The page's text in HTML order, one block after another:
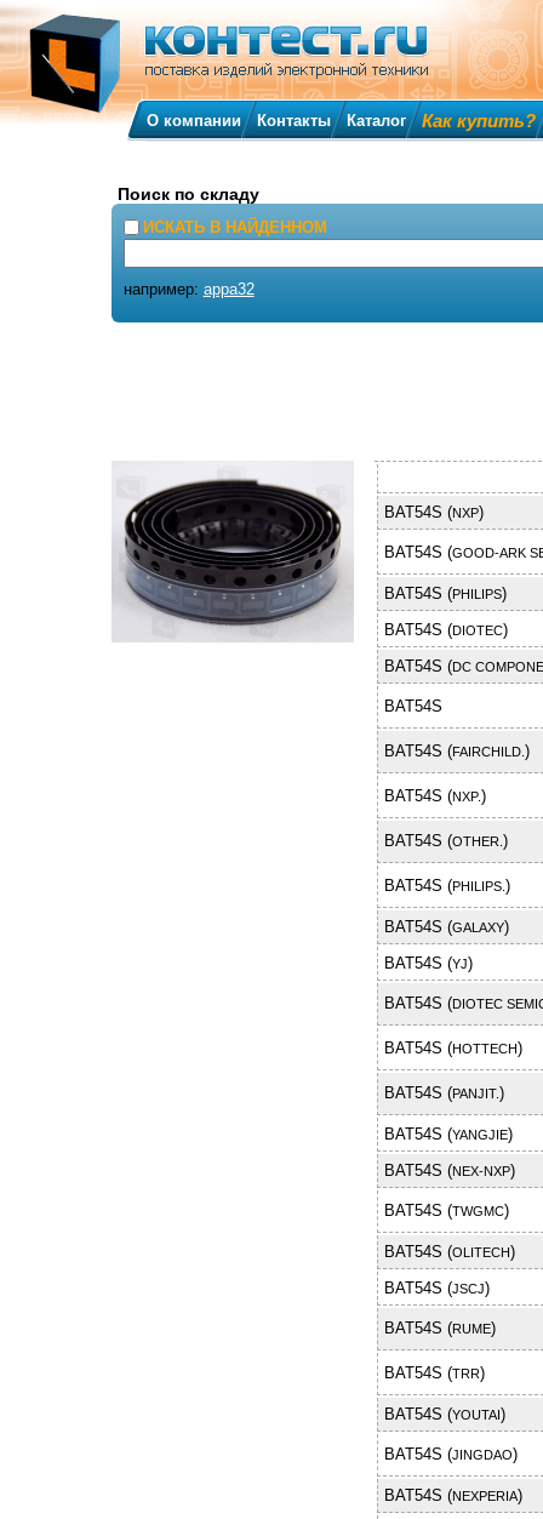
BAT54S (NXP)
BAT54S (GOOD-ARK
BAT54S (PHILIPS)
BAT54S (DIOTEC)
BAT54S (DC
BAT54S
BAT54S (FAIRCHILD. )
BAT54S (NXP.)
BAT54S (OTHER. )
BAT54S (PHILIPS. )
BAT54S (GALAXY)
BAT54S (YJ)
BAT54S (DIOTEC
BAT54S (HOTTECH)
BAT54S (PANJIT.)
BAT54S (YANGJIE)
BAT54S (NEX-NXP)
BAT54S (TWGMC)
BAT54S (OLITECH)
BAT54S (JSCJ)
BAT54S (RUME)
BAT54S (TRR)
BAT54S (YOUTAI)
BAT54S (JINGDAO)
BAT54S (NEXPERIA)
О компании Контакты Каталог Как купить?
Поиск по складу
ИСКАТЬ В НАЙДЕННОМ
например: appa32